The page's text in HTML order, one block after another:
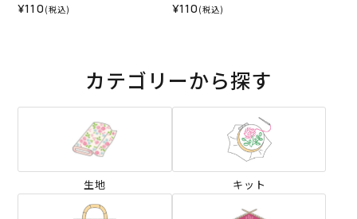
¥110 (税込) ¥110 (税込)
カテゴリーから探す
生地 キット